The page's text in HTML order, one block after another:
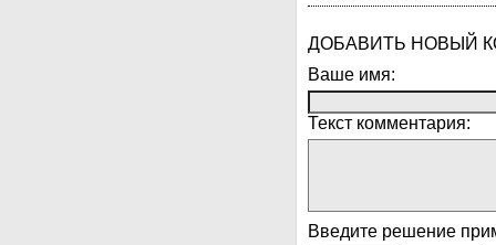
ДОБАВИТЬ НОВЫЙ
Ваше имя:
Текст комментария:
Введите решение